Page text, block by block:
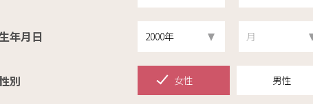
年月日
別 女性 男性